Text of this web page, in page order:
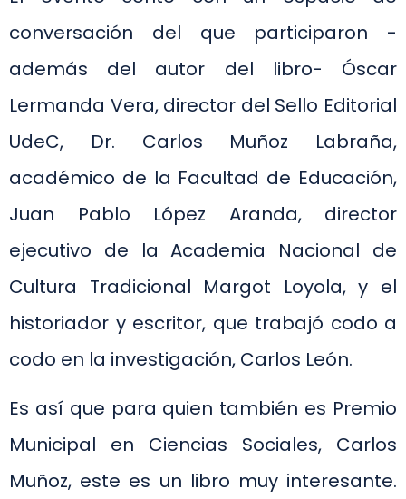
conversación del que participaron -
además del autor del libro- Óscar
Lermanda Vera, director del Sello Editorial
UdeC, Dr. Carlos Muñoz Labraña,
académico de la Facultad de Educación,
Juan Pablo López Aranda, director
ejecutivo de la Academia Nacional de
Cultura Tradicional Margot Loyola, y el
historiador y escritor, que trabajó codo a
codo en la investigación, Carlos León.
Es así que para quien también es Premio
Municipal en Ciencias Sociales, Carlos
Muñoz, este es un libro muy interesante.